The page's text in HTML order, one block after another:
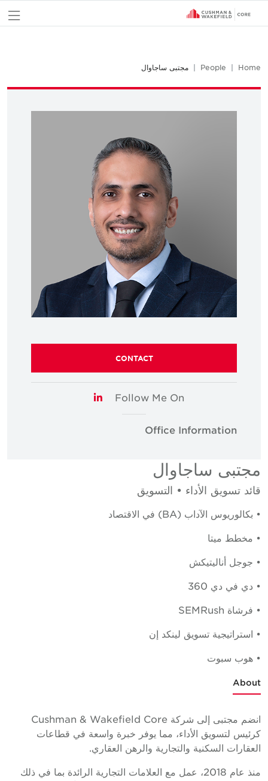
Home
People مجتبى ساجاوال
CONTACT
Follow Me On
LinkedIn
Office Information
مجتبى ساجاوال
قائد تسويق الأداء • التسويق
• بكالوريوس الآداب (BA) في الاقتصاد
• مخطط ميتا
• جوجل أناليتيكش
• دي في دي 360
• فرشاة SEMRush
• استراتيجية تسويق لينكد إن
• هوب سبوت
About
انضم مجتبى إلى شركة Cushman & Wakefield Core
كرئيس لتسويق الأداء، مما يوفر خبرة واسعة في قطاعات
العقارات السكنية والتجارية والرهن العقاري.
منذ عام 2018، عمل مع العلامات التجارية الرائدة بما في ذلك